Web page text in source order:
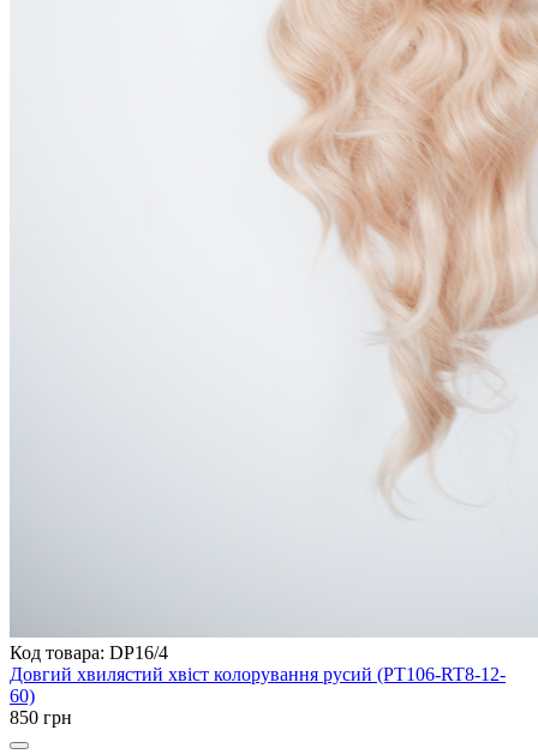
Код товара: DP16/4
Довгий хвилястий хвіст колорування русий (PT106-RT8-12-
60)
850 грн